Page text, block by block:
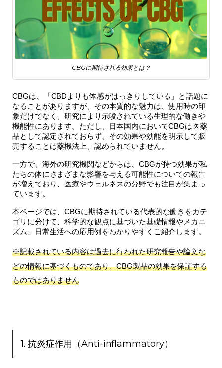
CBGに期待される効果とは？
CBGは、「CBDよりも体感がはっきりしている」と話題に
なることがありますが、その本質的な魅力は、使用時の印
象だけでなく、 研究により示唆されている生理的な働きや
機能性にあります。ただし、日本国内においてCBGは医薬
品として認定されておらず、 その効果や効能を明示して販
売することは薬機法上、認められていません。
一方で、 海外の研究機関などからは、CBGが持つ効果が私
たちの体にさまざまな影響を与える可能性についての報告
が増えており、医療やウェルネスの分野でも注目が集まっ
ています。
本ページでは、CBGに期待されている代表的な働きをカテ
ゴリに分けて、 科学的な観点に基づいた基礎情報やメカニ
ズム、日常生活への応用例 をわかりやすくご紹介します。
※記載されている内容は過去に行われた研究報告や論文な
どの情報に基づくものであり、CBG製品の効果を保証する
ものではありません
1. 抗炎症作用（Anti-inflammatory）